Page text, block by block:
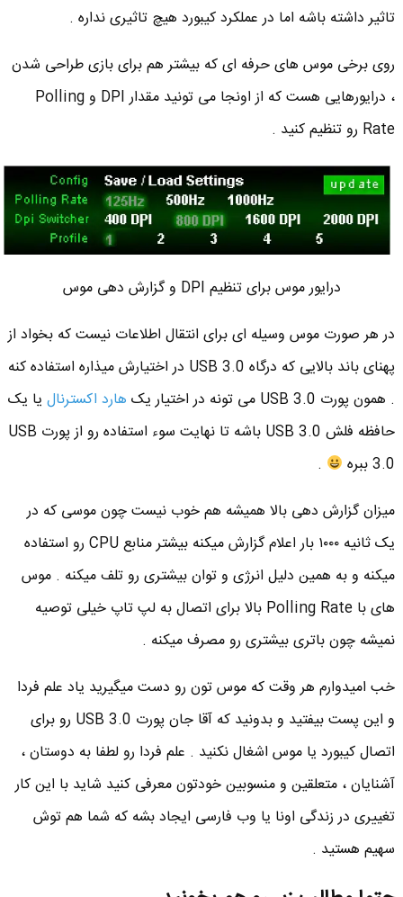
تاثیر داشته باشه اما در عملکرد کیبورد هیچ تاثیری نداره .
روی برخی موس های حرفه ای که بیشتر هم برای بازی طراحی شدن
، درایورهایی هست که از اونجا می تونید مقدار DPI و Polling
Rate رو تنظیم کنید .
درایور موس برای تنظیم DPI و گزارش دهی موس
در هر صورت موس وسیله ای برای انتقال اطلاعات نیست که بخواد از
پهنای باند بالایی که درگاه USB 3.0 در اختیارش میذاره استفاده کنه
. همون پورت USB 3.0 می تونه در اختیار یک
هارد اکسترنالیا یک
حافظه فلش USB 3.0 باشه تا نهایت سوء استفاده رو از پورت USB
3.0 ببره
.
میزان گزارش دهی بالا همیشه هم خوب نیست چون موسی که در
یک ثانیه ۱۰۰۰ بار اعلام گزارش میکنه بیشتر منابع CPU رو استفاده
میکنه و به همین دلیل انرژی و توان بیشتری رو تلف میکنه . موس
های با Polling Rate بالا برای اتصال به لپ تاپ خیلی توصیه
نمیشه چون باتری بیشتری رو مصرف میکنه .
خب امیدوارم هر وقت که موس تون رو دست میگیرید یاد علم فردا
و این پست بیفتید و بدونید که آقا جان پورت USB 3.0 رو برای
اتصال کیبورد یا موس اشغال نکنید . علم فردا رو لطفا به دوستان ،
آشنایان ، متعلقین و منسوبین خودتون معرفی کنید شاید با این کار
تغییری در زندگی اونا یا وب فارسی ایجاد بشه که شما هم توش
سهیم هستید .